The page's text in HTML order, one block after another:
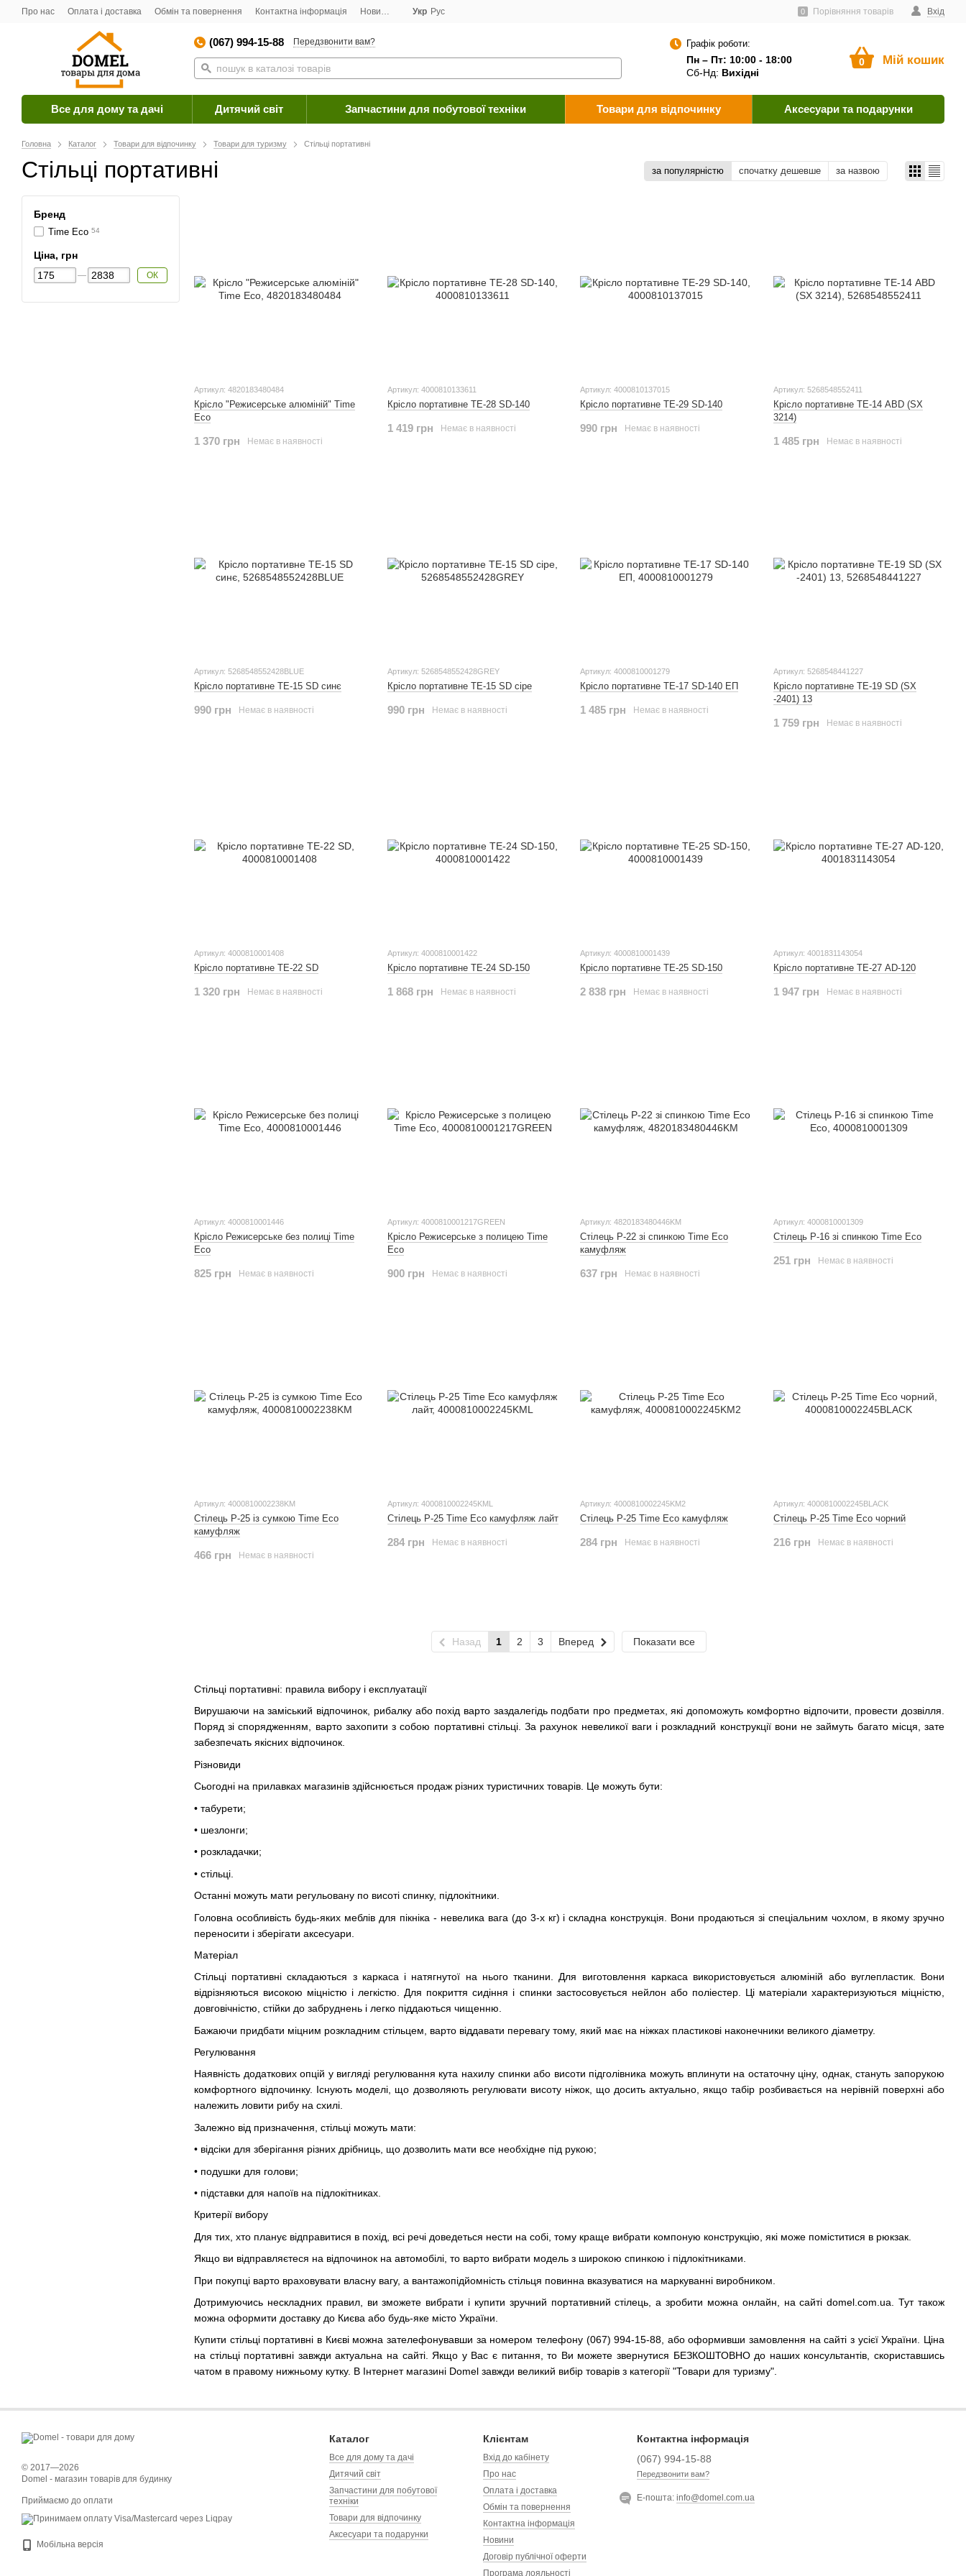
Про нас Оплата і доставка Обмін та повернення Контактна інформація Новини Договір публічної оферти Як оплатити? Вхід
0 Порівняння товарів
Укр Рус
(067) 994-15-88 Передзвонити вам? Графік роботи:
Пн – Пт: 10:00 - 18:00
Сб-Нд: Вихідні
0 Мій кошик
Все для дому та дачі Дитячий світ Запчастини для побутової техніки Товари для відпочинку Аксесуари та подарунки
Головна Каталог Товари для відпочинку Товари для туризму Стільці портативні
Стільці портативні
Стільці портативні: правила вибору і експлуатації
Вирушаючи на заміський відпочинок, рибалку або похід варто заздалегідь подбати про предметах, які допоможуть комфортно відпочити, провести дозвілля.
Поряд зі спорядженням, варто захопити з собою портативні стільці. За рахунок невеликої ваги і розкладний конструкції вони не займуть багато місця, зате
забезпечать якісних відпочинок.
Різновиди
Сьогодні на прилавках магазинів здійснюється продаж різних туристичних товарів. Це можуть бути:
• табурети;
• шезлонги;
• розкладачки;
• стільці.
Останні можуть мати регульовану по висоті спинку, підлокітники.
Головна особливість будь-яких меблів для пікніка - невелика вага (до 3-х кг) і складна конструкція. Вони продаються зі спеціальним чохлом, в якому зручно
переносити і зберігати аксесуари.
Матеріал
Стільці портативні складаються з каркаса і натягнутої на нього тканини. Для виготовлення каркаса використовується алюміній або вуглепластик. Вони
відрізняються високою міцністю і легкістю. Для покриття сидіння і спинки застосовується нейлон або поліестер. Ці матеріали характеризуються міцністю,
довговічністю, стійки до забруднень і легко піддаються чищенню.
Бажаючи придбати міцним розкладним стільцем, варто віддавати перевагу тому, який має на ніжках пластикові наконечники великого діаметру.
Регулювання
Наявність додаткових опцій у вигляді регулювання кута нахилу спинки або висоти підголівника можуть вплинути на остаточну ціну, однак, стануть запорукою
комфортного відпочинку. Існують моделі, що дозволяють регулювати висоту ніжок, що досить актуально, якщо табір розбивається на нерівній поверхні або
належить ловити рибу на схилі.
Залежно від призначення, стільці можуть мати:
• відсіки для зберігання різних дрібниць, що дозволить мати все необхідне під рукою;
• подушки для голови;
• підставки для напоїв на підлокітниках.
Критерії вибору
Для тих, хто планує відправитися в похід, всі речі доведеться нести на собі, тому краще вибрати компоную конструкцію, які може поміститися в рюкзак.
Якщо ви відправляєтеся на відпочинок на автомобілі, то варто вибрати модель з широкою спинкою і підлокітниками.
При покупці варто враховувати власну вагу, а вантажопідйомність стільця повинна вказуватися на маркуванні виробником.
Дотримуючись нескладних правил, ви зможете вибрати і купити зручний портативний стілець, а зробити можна онлайн, на сайті domel.com.ua. Тут також
можна оформити доставку до Києва або будь-яке місто України.
Купити стільці портативні в Києві можна зателефонувавши за номером телефону (067) 994-15-88, або оформивши замовлення на сайті з усієї України. Ціна
на стільці портативні завжди актуальна на сайті. Якщо у Вас є питання, то Ви можете звернутися БЕЗКОШТОВНО до наших консультантів, скориставшись
чатом в правому нижньому кутку. В Інтернет магазині Domel завжди великий вибір товарів з категорії "Товари для туризму".
за популярністю спочатку дешевше за назвою
Артикул: 4820183480484
Крісло "Режисерське алюміній" Time
Eco
1 370 грн Немає в наявності
Артикул: 4000810133611
Крісло портативне TE-28 SD-140
1 419 грн Немає в наявності
Артикул: 4000810137015
Крісло портативне TE-29 SD-140
990 грн Немає в наявності
Артикул: 5268548552411
Крісло портативне ТЕ-14 ABD (SX
3214)
1 485 грн Немає в наявності
Артикул: 5268548552428BLUE
Крісло портативне ТЕ-15 SD синє
990 грн Немає в наявності
Артикул: 5268548552428GREY
Крісло портативне ТЕ-15 SD сіре
990 грн Немає в наявності
Артикул: 4000810001279
Крісло портативне ТЕ-17 SD-140 ЕП
1 485 грн Немає в наявності
Артикул: 5268548441227
Крісло портативне ТЕ-19 SD (SX
-2401) 13
1 759 грн Немає в наявності
Артикул: 4000810001408
Крісло портативне ТЕ-22 SD
1 320 грн Немає в наявності
Артикул: 4000810001422
Крісло портативне ТЕ-24 SD-150
1 868 грн Немає в наявності
Артикул: 4000810001439
Крісло портативне ТЕ-25 SD-150
2 838 грн Немає в наявності
Артикул: 4001831143054
Крісло портативне ТЕ-27 АD-120
1 947 грн Немає в наявності
Артикул: 4000810001446
Крісло Режисерське без полиці Time
Eco
825 грн Немає в наявності
Артикул: 4000810001217GREEN
Крісло Режисерське з полицею Time
Eco
900 грн Немає в наявності
Артикул: 4820183480446KM
Стілець Р-22 зі спинкою Time Eco
камуфляж
637 грн Немає в наявності
Артикул: 4000810001309
Стілець Р-16 зі спинкою Time Eco
251 грн Немає в наявності
Артикул: 4000810002238KM
Стілець Р-25 із сумкою Time Eco
камуфляж
466 грн Немає в наявності
Артикул: 4000810002245KML
Стілець Р-25 Time Eco камуфляж лайт
284 грн Немає в наявності
Артикул: 4000810002245KM2
Стілець Р-25 Time Eco камуфляж
284 грн Немає в наявності
Артикул: 4000810002245BLACK
Стілець Р-25 Time Eco чорний
216 грн Немає в наявності
Назад 1 2 3 Вперед Показати все
Бренд
Time Eco 54
Ціна, грн
ОК
© 2017—2026
Domel - магазин товарів для будинку
Приймаємо до оплати
Мобільна версія
Каталог
Все для дому та дачі
Дитячий світ
Запчастини для побутової
техніки
Товари для відпочинку
Аксесуари та подарунки
Клієнтам
Вхід до кабінету
Про нас
Оплата і доставка
Обмін та повернення
Контактна інформація
Новини
Договір публічної оферти
Програма лояльності
Контактна інформація
(067) 994-15-88
Передзвонити вам?
Е-пошта:info@domel.com.ua